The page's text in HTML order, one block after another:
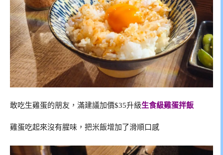
敢吃生雞蛋的朋友，滿建議加價$35升級生食級雞蛋拌飯
雞蛋吃起來沒有腥味，把米飯增加了滑順口感